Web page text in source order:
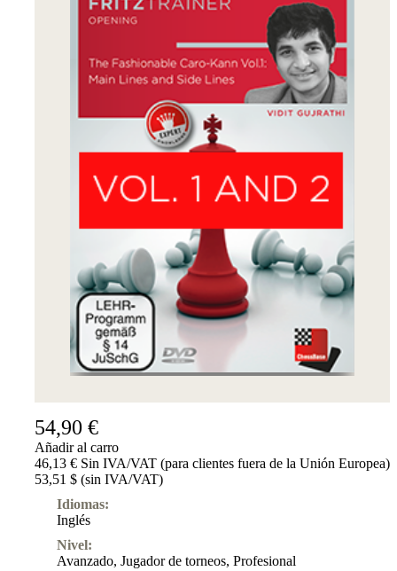
54,90 €
Añadir al carro
46,13 € Sin IVA/VAT (para clientes fuera de la Unión Europea)
53,51 $ (sin IVA/VAT)
Idiomas:
Inglés
Nivel:
Avanzado, Jugador de torneos, Profesional